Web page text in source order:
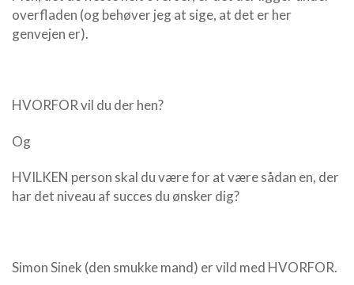
overfladen (og behøver jeg at sige, at det er her
genvejen er).
HVORFOR vil du der hen?
Og
HVILKEN person skal du være for at være sådan en, der
har det niveau af succes du ønsker dig?
Simon Sinek (den smukke mand) er vild med HVORFOR.